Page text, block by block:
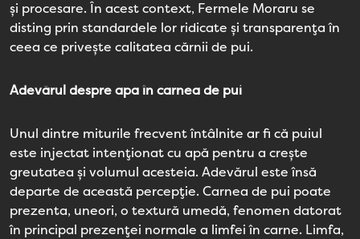
și procesare. În acest context, Fermele Moraru se
disting prin standardele lor ridicate și transparența în
ceea ce privește calitatea cărnii de pui.
Adevărul despre apa în carnea de pui
Unul dintre miturile frecvent întâlnite ar fi că puiul
este injectat intenționat cu apă pentru a crește
greutatea și volumul acesteia. Adevărul este însă
departe de această percepție. Carnea de pui poate
prezenta, uneori, o textură umedă, fenomen datorat
în principal prezenței normale a limfei în carne. Limfa,